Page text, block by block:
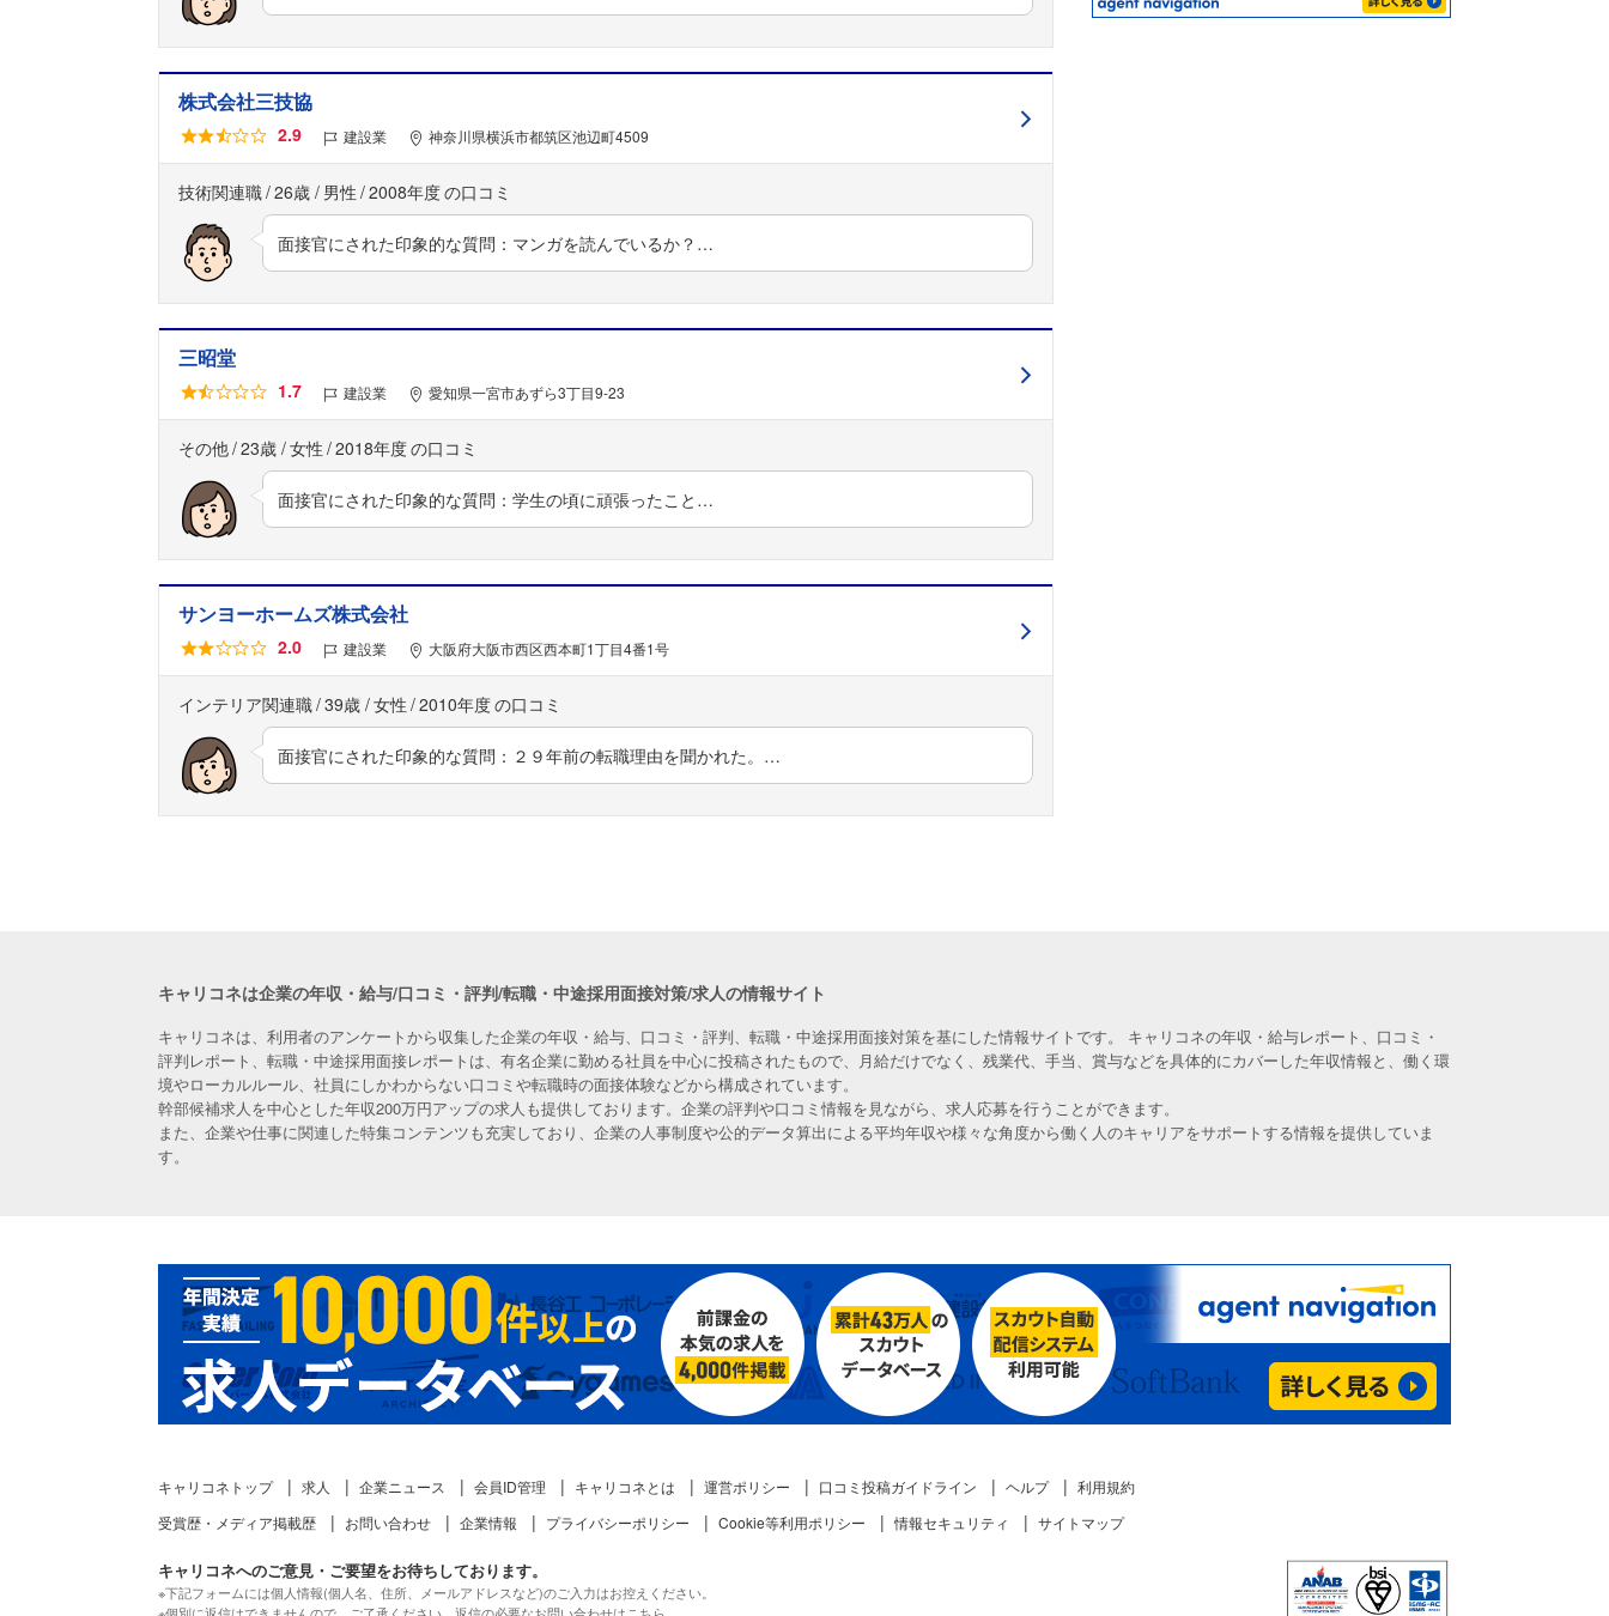
株式会社三技協
2.9 建設業 神奈川県横浜市都筑区池辺町4509
技術関連職 26歳 男性 2008年度
面接官にされた印象的な質問：マンガを読んでいるか？…
三昭堂
1.7 建設業 愛知県一宮市あずら3丁目9-23
その他 23歳 女性 2018年度
面接官にされた印象的な質問：学生の頃に頑張ったこと…
サンヨーホームズ株式会社
2.0 建設業 大阪府大阪市西区西本町1丁目4番1号
インテリア関連職 39歳 女性 2010年度
面接官にされた印象的な質問：２９年前の転職理由を聞かれた。…
キャリコネは企業の年収・給与/口コミ・評判/転職・中途採用面接対策/求人の情報サイト
キャリコネは、利用者のアンケートから収集した企業の年収・給与、口コミ・評判、転職・中途採用面接対策を基にした情報サイトです。 キャリコネの年収・給与レポート、口コミ・
評判レポート、転職・中途採用面接レポートは、有名企業に勤める社員を中心に投稿されたもので、月給だけでなく、残業代、手当、賞与などを具体的にカバーした年収情報と、働く環
境やローカルルール、社員にしかわからない口コミや転職時の面接体験などから構成されています。
幹部候補求人を中心とした年収200万円アップの求人も提供しております。企業の評判や口コミ情報を見ながら、求人応募を行うことができます。
また、企業や仕事に関連した特集コンテンツも充実しており、企業の人事制度や公的データ算出による平均年収や様々な角度から働く人のキャリアをサポートする情報を提供していま
す。
キャリコネトップ 求人 企業ニュース 会員ID管理 キャリコネとは 運営ポリシー 口コミ投稿ガイドライン ヘルプ
利用規約
受賞歴・メディア掲載歴
お問い合わせ 企業情報 プライバシーポリシー Cookie等利用ポリシー 情報セキュリティ サイトマップ
キャリコネへのご意見・ご要望をお待ちしております。
※下記フォームには個人情報(個人名、住所、メールアドレスなど)のご入力はお控えください。